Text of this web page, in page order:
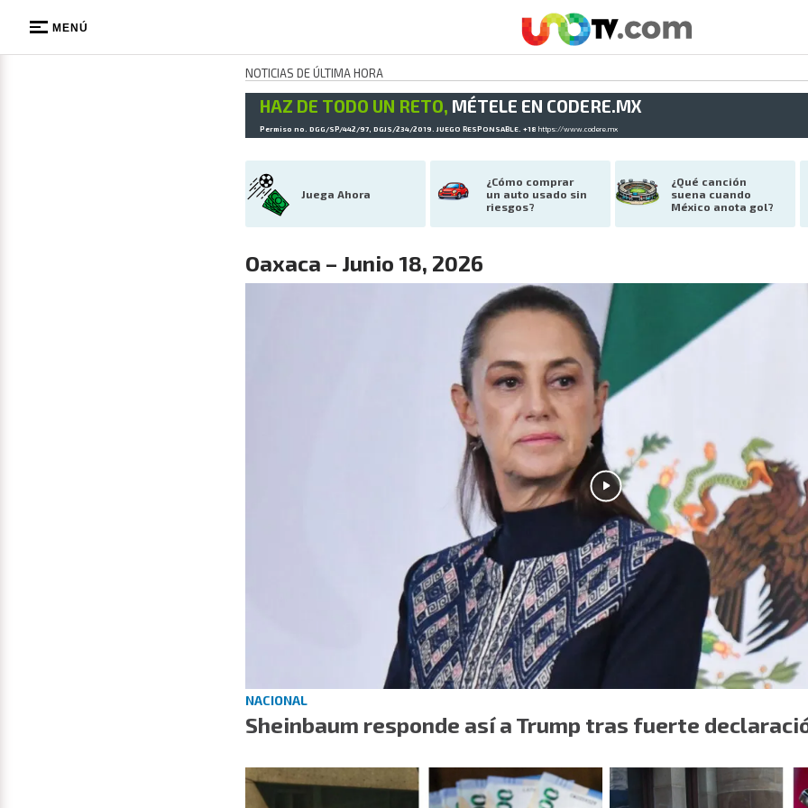
MENÚ
NOTICIAS DE ÚLTIMA HORA
HAZ DE TODO UN RETO, MÉTELE EN CODERE.MX
Permiso no. DGG/SP/442/97, DGJS/234/2019. JUEGO RESPONSABLE. +18 https://www.codere.mx
Juega Ahora
¿Cómo comprar
un auto usado sin
riesgos?
¿Qué canción
suena cuando
México anota gol?
Oaxaca – Junio 18, 2026
NACIONAL
Sheinbaum responde así a Trump tras fuerte